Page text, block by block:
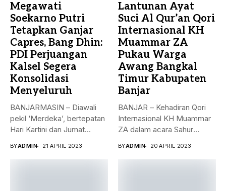
Megawati
Soekarno Putri
Tetapkan Ganjar
Capres, Bang Dhin:
PDI Perjuangan
Kalsel Segera
Konsolidasi
Menyeluruh
BANJARMASIN – Diawali
pekil ‘Merdeka’, bertepatan
Hari Kartini dan Jumat
BYADMIN 21 APRIL 2023
Lantunan Ayat
Suci Al Qur’an Qori
Internasional KH
Muammar ZA
Pukau Warga
Awang Bangkal
Timur Kabupaten
Banjar
BANJAR – Kehadiran Qori
Internasional KH Muammar
ZA dalam acara Sahur
BYADMIN 20 APRIL 2023